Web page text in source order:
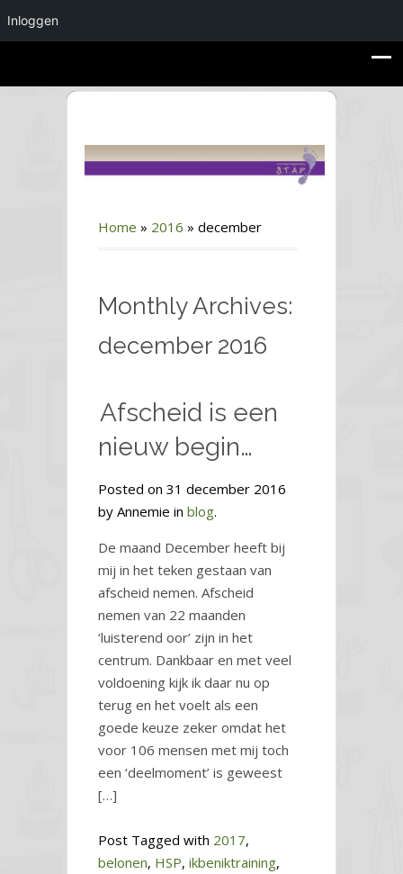
Home » 2016 » december
Monthly Archives:
december 2016
Afscheid is een
nieuw begin…
Posted on 31 december 2016
by Annemie in blog.
De maand December heeft bij
mij in het teken gestaan van
afscheid nemen. Afscheid
nemen van 22 maanden
‘luisterend oor’ zijn in het
centrum. Dankbaar en met veel
voldoening kijk ik daar nu op
terug en het voelt als een
goede keuze zeker omdat het
voor 106 mensen met mij toch
een ‘deelmoment’ is geweest
[…]
Post Tagged with 2017,
belonen, HSP, ikbeniktraining,
Inloggen